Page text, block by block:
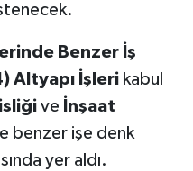
Benzer İş
Altyapı İşlerikabul
ve İnşaat
benzer işe denk
yer aldı.